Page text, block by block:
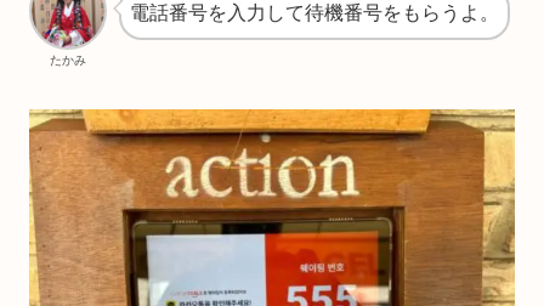
たかみ
電話番号を入力して待機番号をもらうよ。